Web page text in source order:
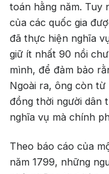
toán hằng năm. Tuy
của các quốc gia
đã thực hiện nghĩa
giữ ít nhất 90 nồi
mình, để đảm bảo
Ngoài ra, ông còn
đồng thời người dân
nghĩa vụ mà chính
Theo báo cáo của
năm 1799, những